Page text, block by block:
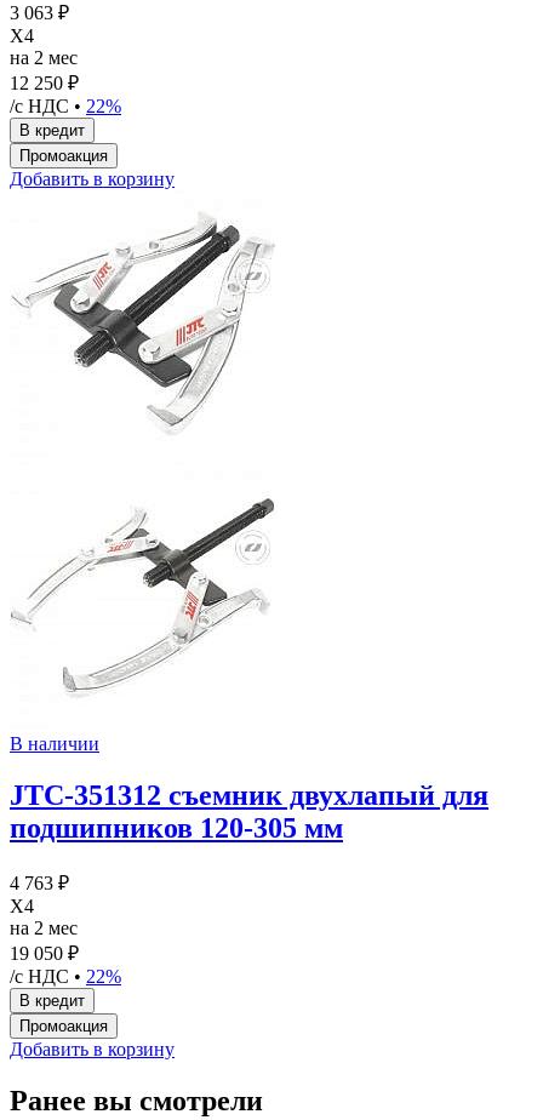
3 063 ₽
X4
на 2 мес
12 250 ₽
/с НДС • 22%
Добавить в корзину
В наличии
JTC-351312 съемник двухлапый для
подшипников 120-305 мм
4 763 ₽
X4
на 2 мес
19 050 ₽
/с НДС • 22%
Добавить в корзину
Ранее вы смотрели